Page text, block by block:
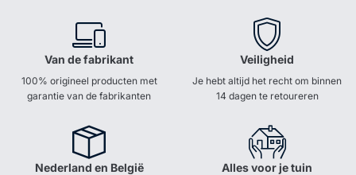
Van de fabrikant
100% origineel producten met
garantie van de fabrikanten
Veiligheid
Je hebt altijd het recht om binnen
14 dagen te retoureren
Nederland en België Alles voor je tuin